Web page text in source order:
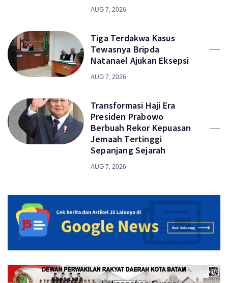
AUG 7, 2026
Tiga Terdakwa Kasus
Tewasnya Bripda
Natanael Ajukan Eksepsi
AUG 7, 2026
Transformasi Haji Era
Presiden Prabowo
Berbuah Rekor Kepuasan
Jemaah Tertinggi
Sepanjang Sejarah
AUG 7, 2026